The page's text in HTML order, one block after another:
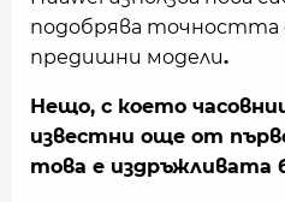
подобрява точността
предишни модели.
Нещо, с което
известни още от
това е издръжливата